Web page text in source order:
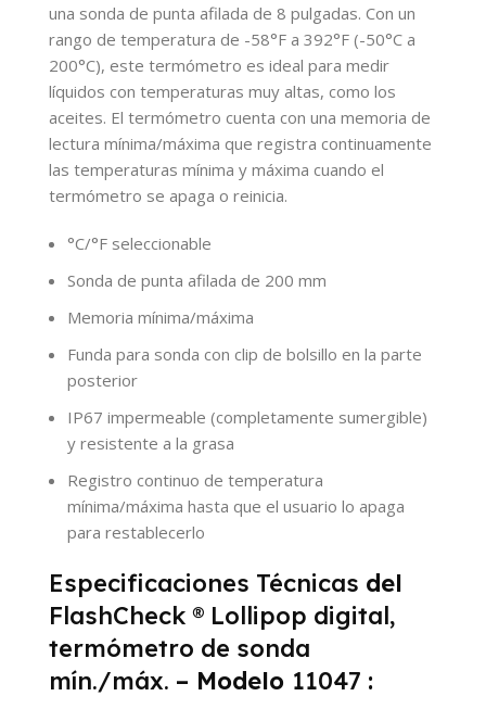
una sonda de punta afilada de 8 pulgadas. Con un
rango de temperatura de -58°F a 392°F (-50°C a
200°C), este termómetro es ideal para medir
líquidos con temperaturas muy altas, como los
aceites. El termómetro cuenta con una memoria de
lectura mínima/máxima que registra continuamente
las temperaturas mínima y máxima cuando el
termómetro se apaga o reinicia.
°C/°F seleccionable
Sonda de punta afilada de 200 mm
Memoria mínima/máxima
Funda para sonda con clip de bolsillo en la parte
posterior
IP67 impermeable (completamente sumergible)
y resistente a la grasa
Registro continuo de temperatura
mínima/máxima hasta que el usuario lo apaga
para restablecerlo
Especificaciones Técnicas del
FlashCheck ® Lollipop digital,
termómetro de sonda
mín./máx. – Modelo 11047 :